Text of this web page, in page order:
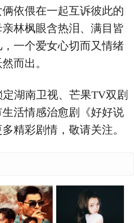
依偎在一起互诉彼此的
林枫眼含热泪、满目皆
一个爱女心切而又情绪
而出。
湖南卫视、芒果TV双剧
活情感治愈剧《好好说
精彩剧情，敬请关注。